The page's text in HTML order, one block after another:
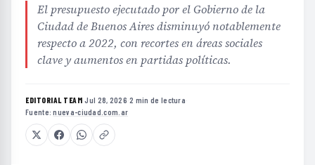
El presupuesto ejecutado por el Gobierno de la
Ciudad de Buenos Aires disminuyó notablemente
respecto a 2022, con recortes en áreas sociales
clave y aumentos en partidas políticas.
EDITORIAL TEAM·Jul 28, 2026·2 min de lectura·
Fuente:nueva-ciudad.com.ar